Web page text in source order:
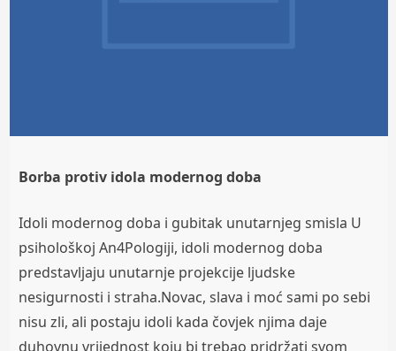
Borba protiv idola modernog doba
Idoli modernog doba i gubitak unutarnjeg smisla U
psihološkoj An4Pologiji, idoli modernog doba
predstavljaju unutarnje projekcije ljudske
nesigurnosti i straha.Novac, slava i moć sami po sebi
nisu zli, ali postaju idoli kada čovjek njima daje
duhovnu vrijednost koju bi trebao pridržati svom